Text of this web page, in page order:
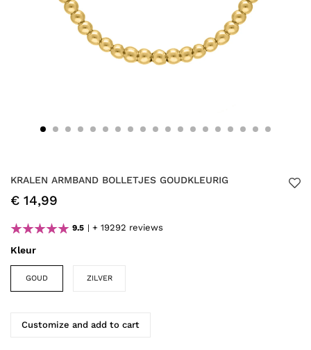
KRALEN ARMBAND BOLLETJES GOUDKLEURIG
Kleur
GOUD ZILVER
9.5 + 19292 reviews
€ 14,99
Customize and add to cart